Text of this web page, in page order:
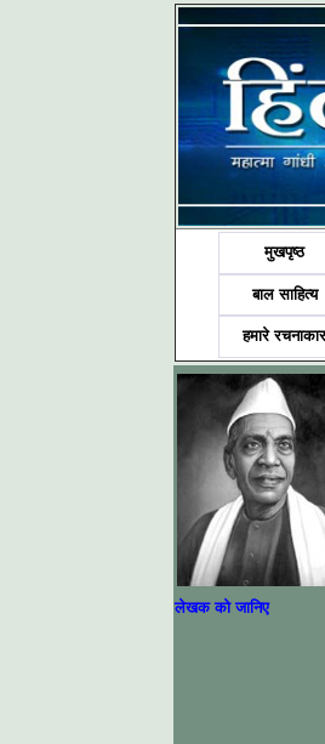
मुखपृष्ठ
बाल साहित्य
हमारे
लेखक को जानिए